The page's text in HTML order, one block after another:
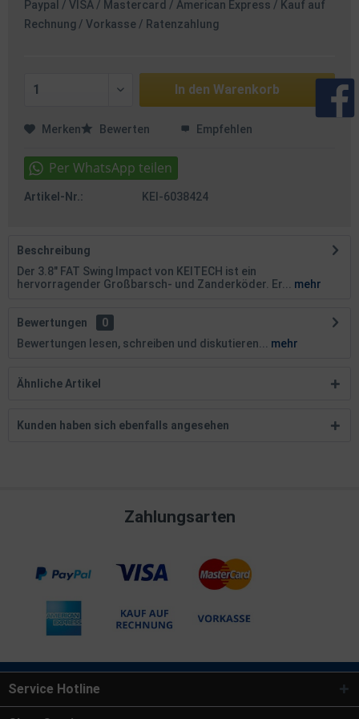
Paypal / VISA / Mastercard / American Express / Kauf auf
Rechnung / Vorkasse / Ratenzahlung
In den Warenkorb
Merken Bewerten Empfehlen
Artikel-Nr.: KEI-6038424
Beschreibung
Der 3.8" FAT Swing Impact von KEITECH ist ein
hervorragender Großbarsch- und Zanderköder. Er...
mehr
Bewertungen
0
Bewertungen lesen, schreiben und diskutieren...
mehr
Ähnliche Artikel
Kunden haben sich ebenfalls angesehen
Zahlungsarten
Service Hotline